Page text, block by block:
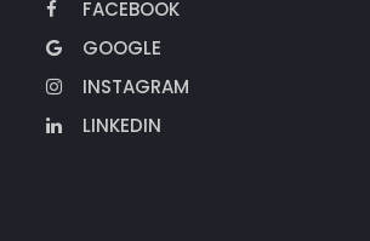
FACEBOOK
GOOGLE
INSTAGRAM
LINKEDIN